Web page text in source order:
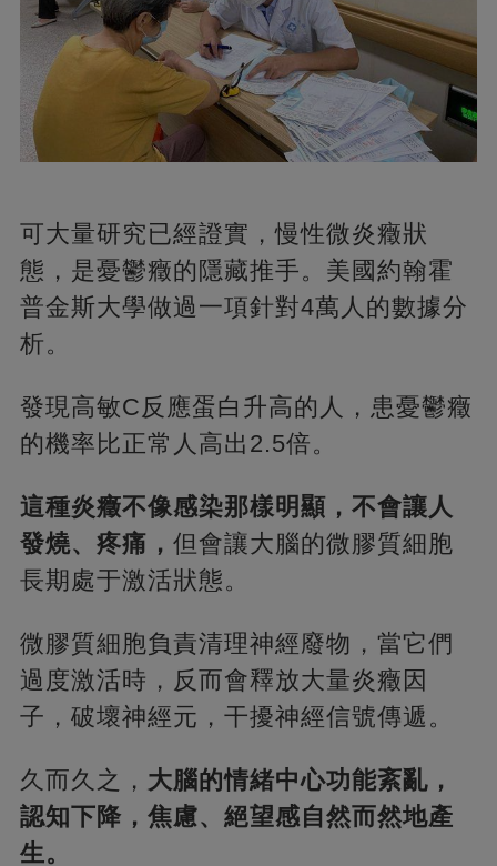
可大量研究已經證實，慢性微炎癥狀
態，是憂鬱癥的隱藏推手。美國約翰霍
普金斯大學做過一項針對4萬人的數據分
析。
發現高敏C反應蛋白升高的人，患憂鬱癥
的機率比正常人高出2.5倍。
這種炎癥不像感染那樣明顯，不會讓人
發燒、疼痛， 但會讓大腦的微膠質細胞
長期處于激活狀態。
微膠質細胞負責清理神經廢物，當它們
過度激活時，反而會釋放大量炎癥因
子，破壞神經元，干擾神經信號傳遞。
久而久之， 大腦的情緒中心功能紊亂，
認知下降，焦慮、絕望感自然而然地產
生。